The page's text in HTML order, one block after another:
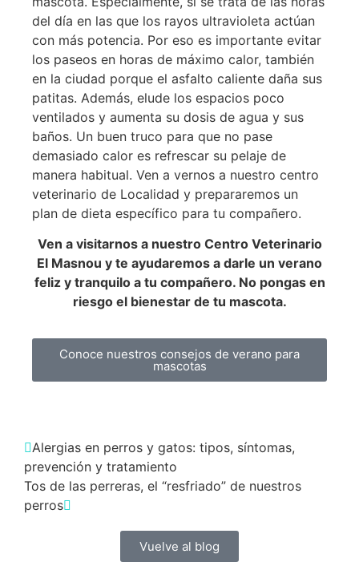
del día en las que los rayos ultravioleta actúan
con más potencia. Por eso es importante evitar
los paseos en horas de máximo calor, también
en la ciudad porque el asfalto caliente daña sus
patitas. Además, elude los espacios poco
ventilados y aumenta su dosis de agua y sus
baños. Un buen truco para que no pase
demasiado calor es refrescar su pelaje de
manera habitual. Ven a vernos a nuestro centro
veterinario de Localidad y prepararemos un
plan de dieta específico para tu compañero.
Ven a visitarnos a nuestro Centro Veterinario
El Masnou y te ayudaremos a darle un verano
feliz y tranquilo a tu compañero. No pongas en
riesgo el bienestar de tu mascota.
Conoce nuestros consejos de verano para
mascotas
Alergias en perros y gatos: tipos, síntomas,
prevención y tratamiento
Tos de las perreras, el “resfriado” de nuestros
perros
Vuelve al blog